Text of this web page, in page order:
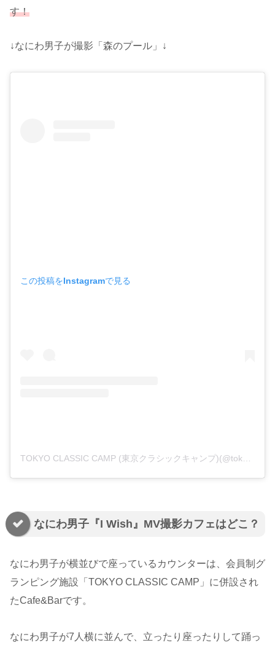
す！
↓なにわ男子が撮影「森のプール」↓
この投稿をInstagramで見る
なにわ男子『I Wish』MV撮影カフェはどこ？
なにわ男子が横並びで座っているカウンターは、会員制グ
ランピング施設「TOKYO CLASSIC CAMP」に併設され
たCafe&Barです。
なにわ男子が7人横に並んで、立ったり座ったりして踊っ